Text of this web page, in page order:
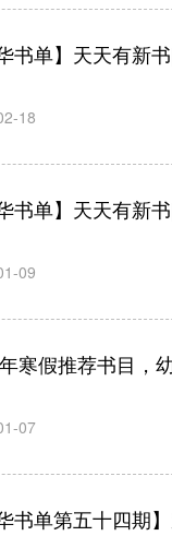
华书单】天天有新
18
华书单】天天有新
09
寒假推荐书目，
07
书单第五十四期
匡乐成
新华出版社